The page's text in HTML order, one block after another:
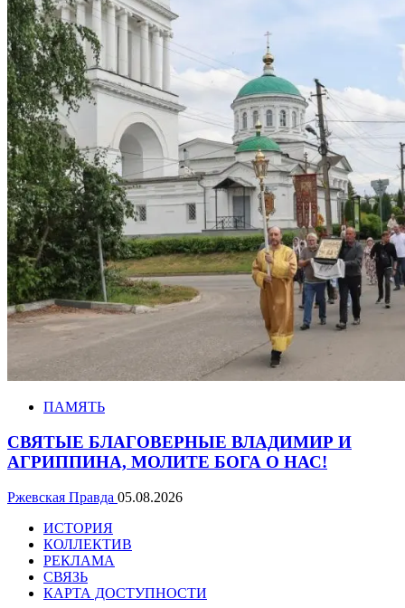
ПАМЯТЬ
СВЯТЫЕ БЛАГОВЕРНЫЕ ВЛАДИМИР И
АГРИППИНА, МОЛИТЕ БОГА О НАС!
Ржевская Правда 05.08.2026
ИСТОРИЯ
КОЛЛЕКТИВ
РЕКЛАМА
СВЯЗЬ
КАРТА ДОСТУПНОСТИ